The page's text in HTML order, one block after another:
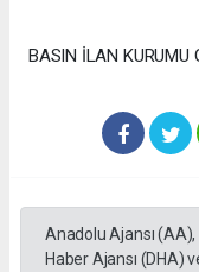
BASIN İLAN KURUMU
Anadolu Ajansı
Haber Ajansı (DHA)